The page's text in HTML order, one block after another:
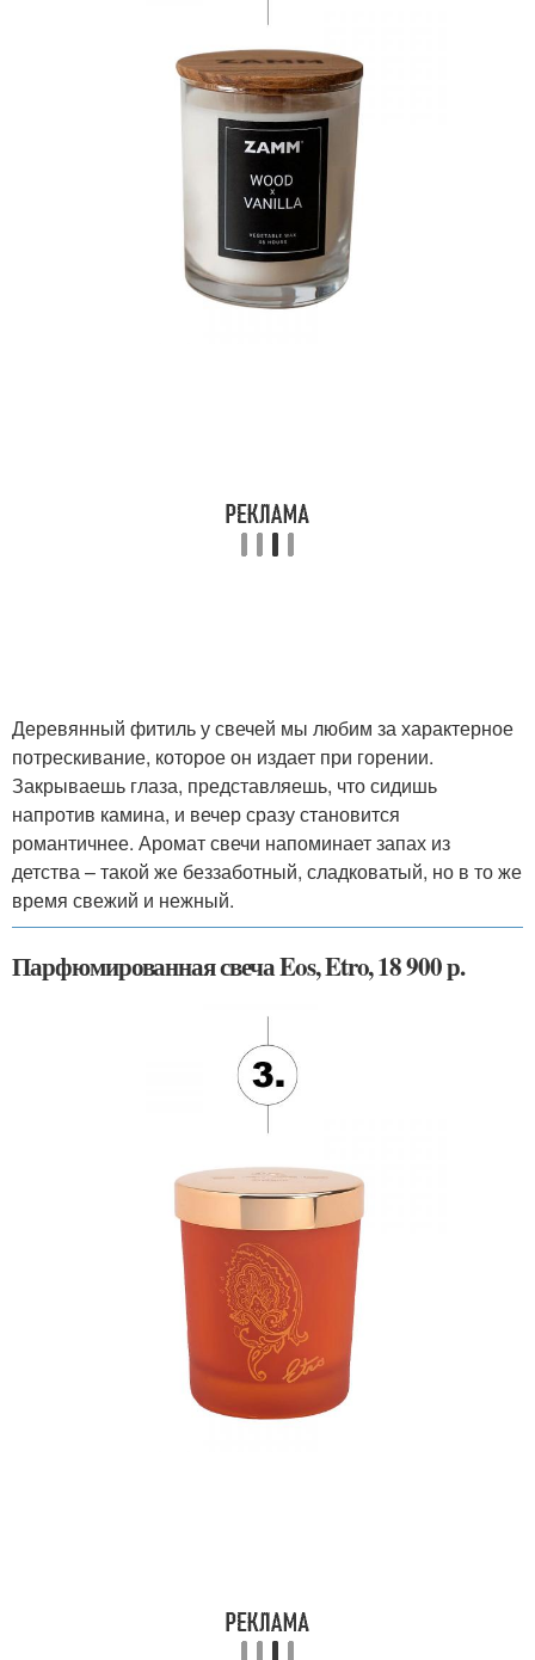
Деревянный фитиль у свечей мы любим за характерное
потрескивание, которое он издает при горении.
Закрываешь глаза, представляешь, что сидишь
напротив камина, и вечер сразу становится
романтичнее. Аромат свечи напоминает запах из
детства – такой же беззаботный, сладковатый, но в то же
время свежий и нежный.
Парфюмированная свеча Eos, Etro, 18 900 р.